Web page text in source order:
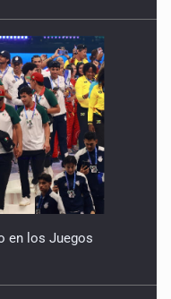
en los Juegos